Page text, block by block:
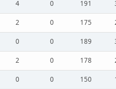
4 0 191
2 0 175
0 0 189
2 0 178
0 0 150